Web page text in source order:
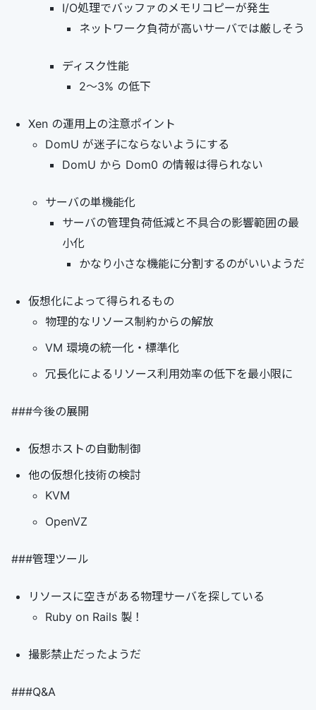
I/O処理でバッファのメモリコピーが発生
ネットワーク負荷が高いサーバでは厳しそう
ディスク性能
2～3% の低下
Xen の運用上の注意ポイント
DomU が迷子にならないようにする
DomU から Dom0 の情報は得られない
サーバの単機能化
サーバの管理負荷低減と不具合の影響範囲の最
小化
かなり小さな機能に分割するのがいいようだ
仮想化によって得られるもの
物理的なリソース制約からの解放
VM 環境の統一化・標準化
冗長化によるリソース利用効率の低下を最小限に
###今後の展開
仮想ホストの自動制御
他の仮想化技術の検討
KVM
OpenVZ
###管理ツール
リソースに空きがある物理サーバを探している
Ruby on Rails 製！
撮影禁止だったようだ
###Q&A